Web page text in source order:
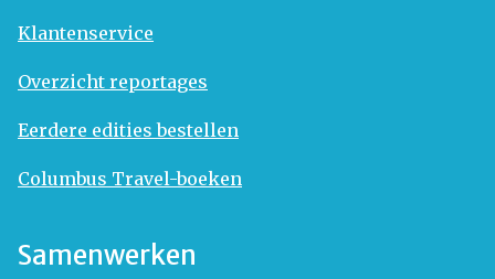
Klantenservice
Overzicht reportages
Eerdere edities bestellen
Columbus Travel-boeken
Samenwerken